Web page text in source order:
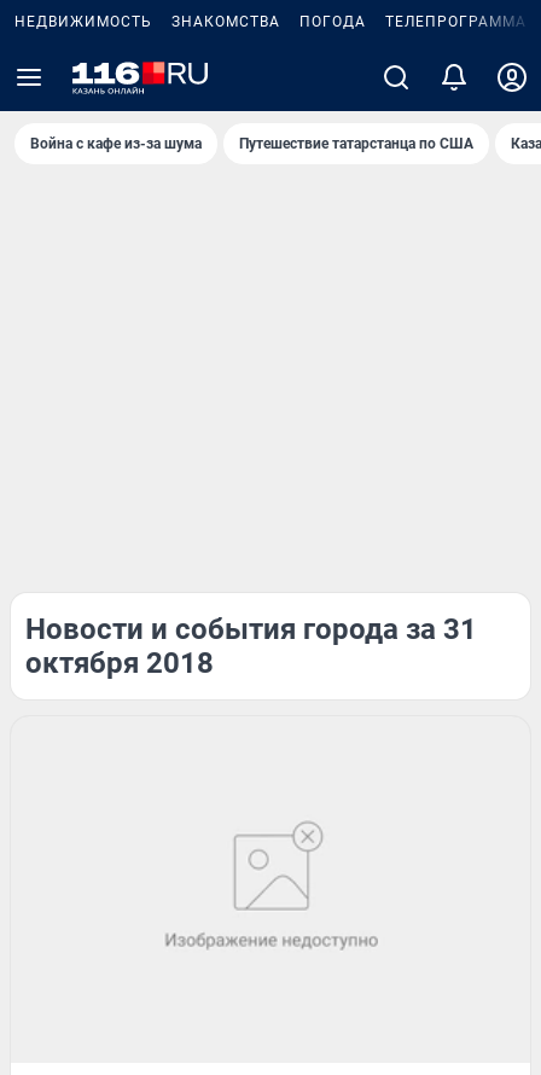
НЕДВИЖИМОСТЬ ЗНАКОМСТВА ПОГОДА ТЕЛЕПРОГРАММА
Война с кафе из-за шума Путешествие татарстанца по США
Новости и события города за 31
октября 2018